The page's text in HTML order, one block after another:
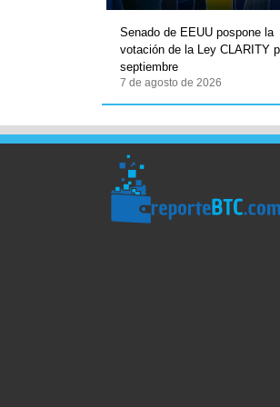
Senado de EEUU pospone la
votación de la Ley CLARITY
septiembre
7 de agosto de 2026